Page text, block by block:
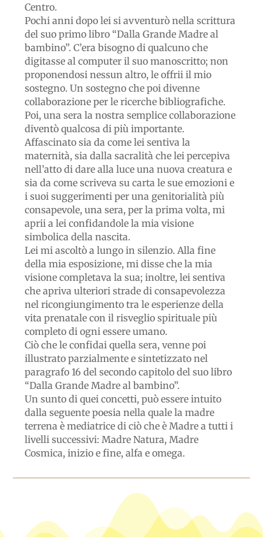
Centro.
Pochi anni dopo lei si avventurò nella scrittura
del suo primo libro “Dalla Grande Madre al
bambino”. C’era bisogno di qualcuno che
digitasse al computer il suo manoscritto; non
proponendosi nessun altro, le offrii il mio
sostegno. Un sostegno che poi divenne
collaborazione per le ricerche bibliografiche.
Poi, una sera la nostra semplice collaborazione
diventò qualcosa di più importante.
Affascinato sia da come lei sentiva la
maternità, sia dalla sacralità che lei percepiva
nell’atto di dare alla luce una nuova creatura e
sia da come scriveva su carta le sue emozioni e
i suoi suggerimenti per una genitorialità più
consapevole, una sera, per la prima volta, mi
aprii a lei confidandole la mia visione
simbolica della nascita.
Lei mi ascoltò a lungo in silenzio. Alla fine
della mia esposizione, mi disse che la mia
visione completava la sua; inoltre, lei sentiva
che apriva ulteriori strade di consapevolezza
nel ricongiungimento tra le esperienze della
vita prenatale con il risveglio spirituale più
completo di ogni essere umano.
Ciò che le confidai quella sera, venne poi
illustrato parzialmente e sintetizzato nel
paragrafo 16 del secondo capitolo del suo libro
“Dalla Grande Madre al bambino”.
Un sunto di quei concetti, può essere intuito
dalla seguente poesia nella quale la madre
terrena è mediatrice di ciò che è Madre a tutti i
livelli successivi: Madre Natura, Madre
Cosmica, inizio e fine, alfa e omega.